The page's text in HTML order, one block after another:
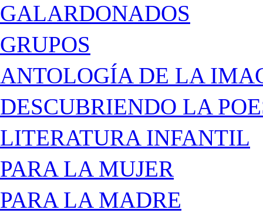
GALARDONADOS
GRUPOS
ANTOLOGÍA DE LA
DESCUBRIENDO LA
LITERATURA INFANTIL
PARA LA MUJER
PARA LA MADRE